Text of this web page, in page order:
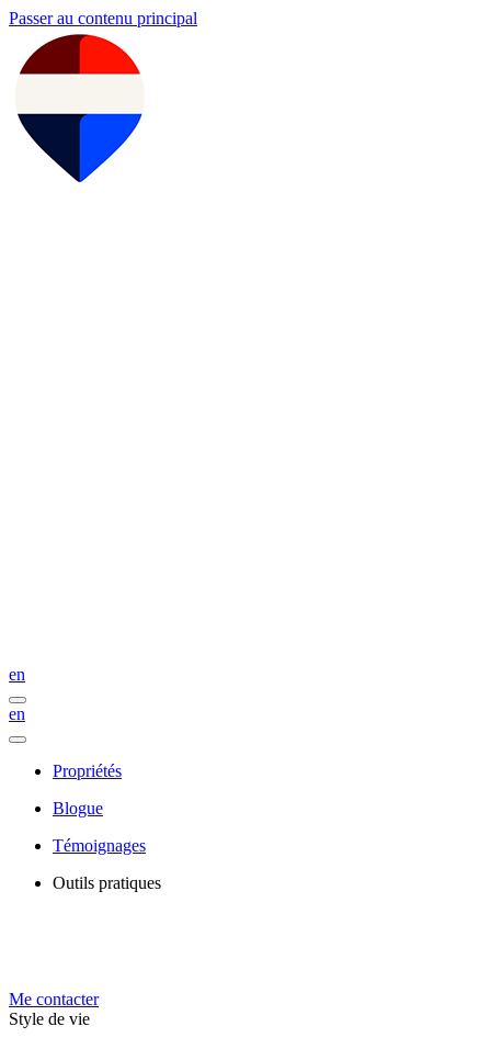
Passer au contenu principal
en
en
Propriétés
Blogue
Témoignages
Outils pratiques
Me contacter
Style de vie